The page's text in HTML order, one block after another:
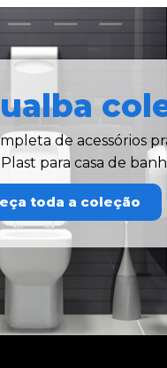
de acessórios
para casa de
toda a coleção